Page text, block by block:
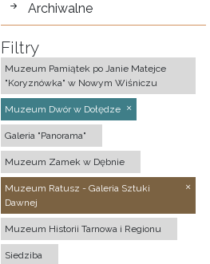
Archiwalne
Filtry
Muzeum Pamiątek po Janie Matejce
"Koryznówka" w Nowym Wiśniczu
Muzeum Dwór w Dołędze
Galeria "Panorama"
Muzeum Zamek w Dębnie
Muzeum Ratusz - Galeria Sztuki
Dawnej
Muzeum Historii Tarnowa i Regionu
Siedziba